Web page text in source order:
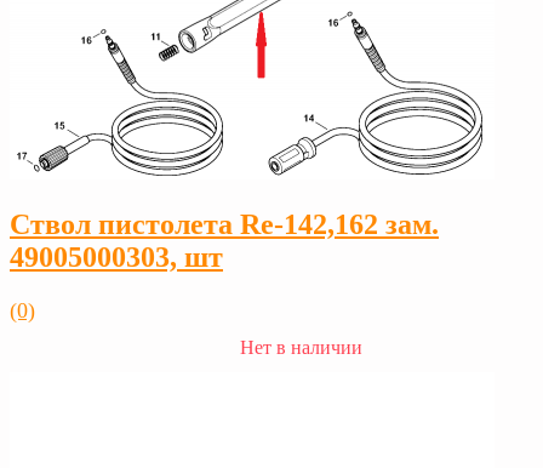
Ствол пистолета Rе-142,162 зам.
49005000303, шт
(0)
Нет в наличии